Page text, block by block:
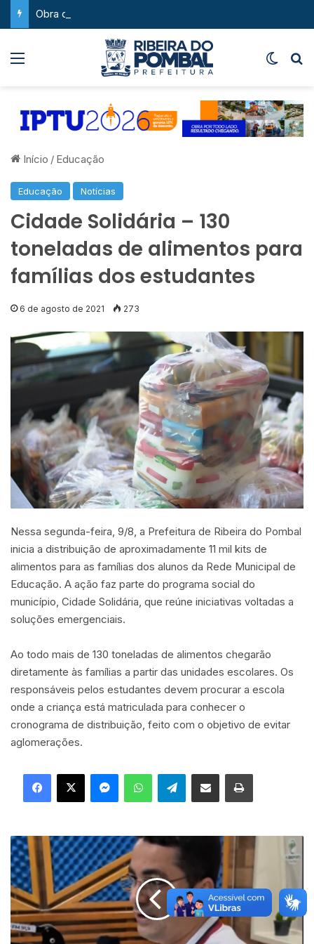
Início / Educação
Educação Notícias
Cidade Solidária – 130
toneladas de alimentos para
famílias dos estudantes
6 de agosto de 2021 273
Nessa segunda-feira, 9/8, a Prefeitura de Ribeira do Pombal
inicia a distribuição de aproximadamente 11 mil kits de
alimentos para as famílias dos alunos da Rede Municipal de
Educação. A ação faz parte do programa social do
município, Cidade Solidária, que reúne iniciativas voltadas a
soluções emergenciais.
Ao todo mais de 130 toneladas de alimentos chegarão
diretamente às famílias a partir das unidades escolares. Os
responsáveis pelos estudantes devem procurar a escola
onde a criança está matriculada para conhecer o
cronograma de distribuição, feito com o objetivo de evitar
aglomerações.
X WhatsApp Telegram
P
r
e
f
e
i